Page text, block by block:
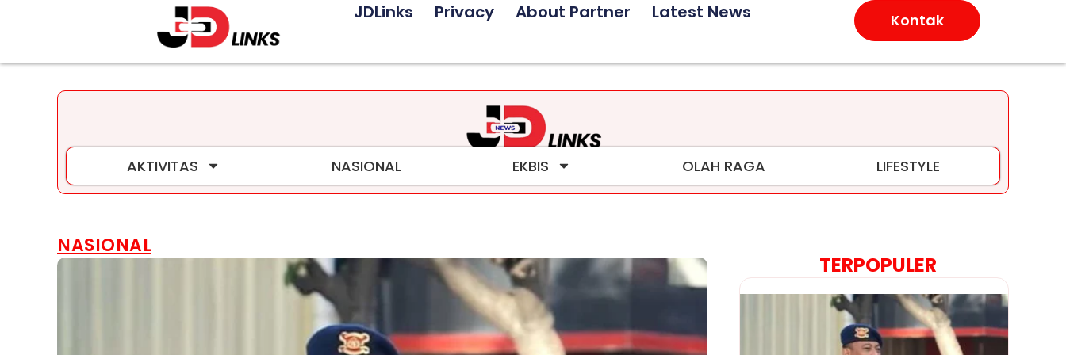
JDLinks Privacy About Partner Latest News Kontak
AKTIVITAS NASIONAL EKBIS OLAH RAGA LIFESTYLE
NASIONAL
TERPOPULER